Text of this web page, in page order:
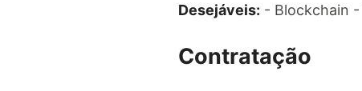
Desejáveis: - Blockchain
Contratação